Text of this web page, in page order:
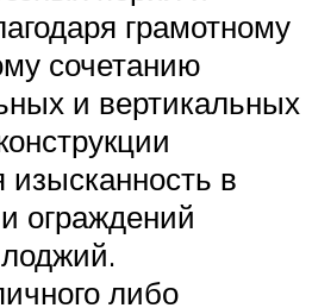
грамотному
сочетанию
и вертикальных
изысканность в
ограждений
либо